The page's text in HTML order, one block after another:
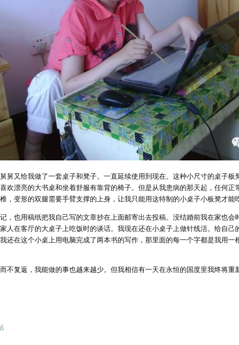
舅又给我做了一套桌子和凳子。一直延续使用到现在。这种小尺寸的桌子板
欢漂亮的大书桌和坐着舒服有靠背的椅子。但是从我患病的那天起，任何正
，变形的双腿需要手臂支撑的上身，让我只能用这特制的小桌子小板凳才能
，也用稿纸把我自己写的文章抄在上面邮寄出去投稿。没结婚前我在家也会
人在客厅的大桌子上吃饭时的谈话。我现在还在小桌子上做针线活。给自己
还在这个小桌上用电脑完成了两本书的写作，那里面的每一个字都是我用一
不复返，我能做的事也越来越少。但我相信有一天在永恒的国度里我终将重